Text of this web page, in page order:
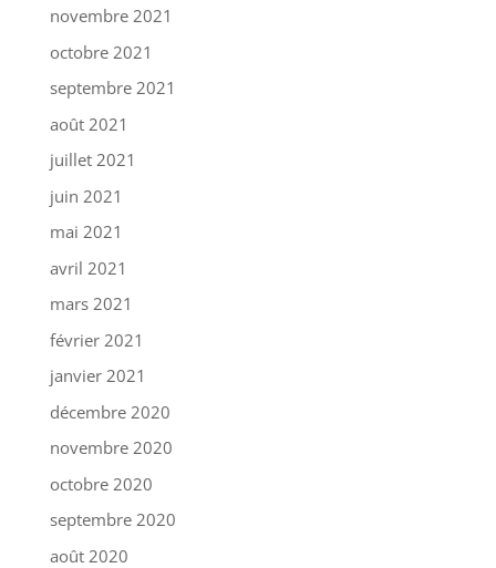
novembre 2021
octobre 2021
septembre 2021
août 2021
juillet 2021
juin 2021
mai 2021
avril 2021
mars 2021
février 2021
janvier 2021
décembre 2020
novembre 2020
octobre 2020
septembre 2020
août 2020